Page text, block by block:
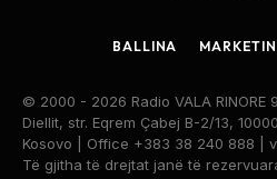
BALLINA
© 2000 - 2026 Radio VALA RINORE
Diellit, str. Eqrem Çabej B-2/13,
Kosovo | Office +383 38 240 888 |
Të gjitha të drejtat janë të